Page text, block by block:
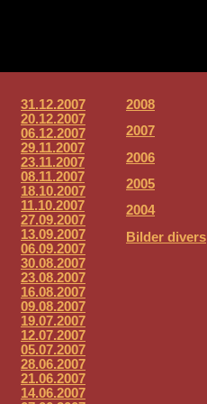
31.12.2007
20.12.2007
06.12.2007
29.11.2007
23.11.2007
08.11.2007
18.10.2007
11.10.2007
27.09.2007
13.09.2007
06.09.2007
30.08.2007
23.08.2007
16.08.2007
09.08.2007
19.07.2007
12.07.2007
05.07.2007
28.06.2007
21.06.2007
14.06.2007
2008
2007
2006
2005
2004
Bilder divers